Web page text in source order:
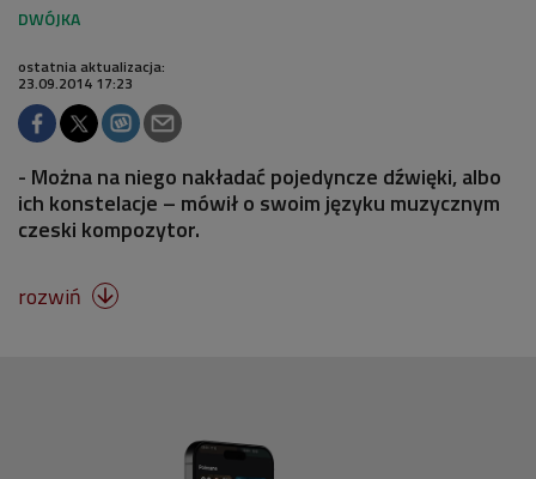
ostatnia aktualizacja:
23.09.2014 17:23
- Można na niego nakładać pojedyncze dźwięki, albo
ich konstelacje – mówił o swoim języku muzycznym
czeski kompozytor.
rozwiń 